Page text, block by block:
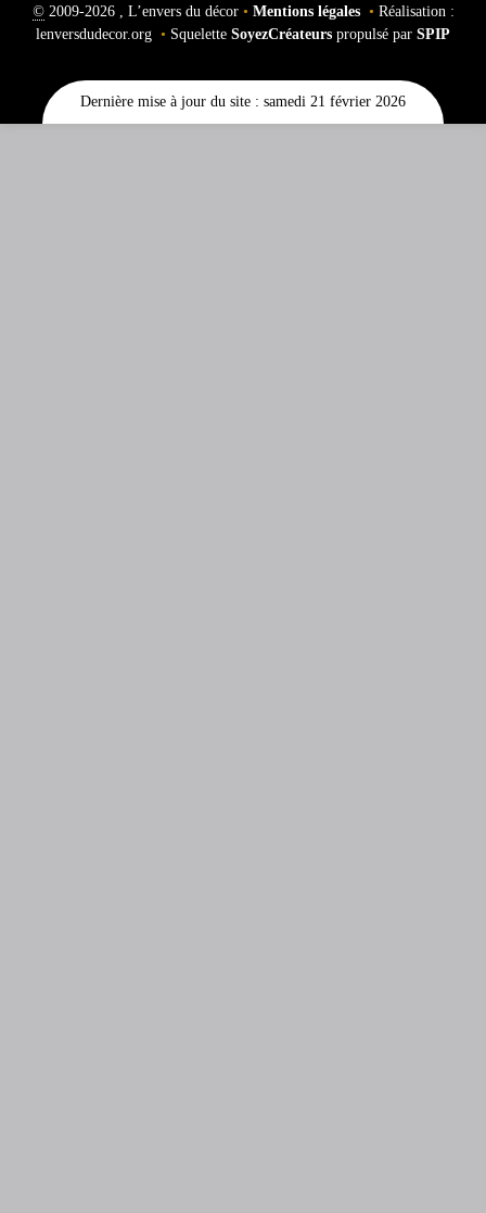
©2009-2026 , L’envers du décor • Mentions légales • Réalisation :
lenversdudecor.org • Squelette SoyezCréateurs propulsé par SPIP
Dernière mise à jour du site : samedi 21 février 2026